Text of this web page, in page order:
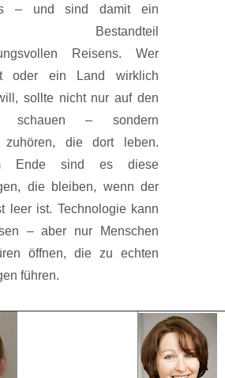
– und sind damit ein
Bestandteil
Reisens. Wer
oder ein Land wirklich
sollte nicht nur auf den
schauen – sondern
zuhören, die dort leben.
Ende sind es diese
die bleiben, wenn der
leer ist. Technologie kann
– aber nur Menschen
öffnen, die zu echten
führen.